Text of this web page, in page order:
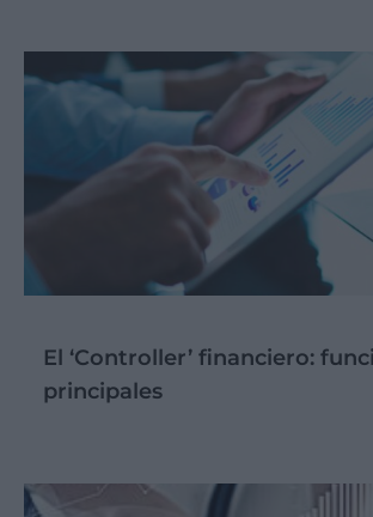
El ‘Controller’ financiero:
principales